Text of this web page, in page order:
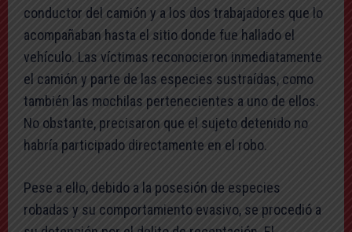
conductor del camión y a los dos trabajadores que lo
acompañaban hasta el sitio donde fue hallado el
vehículo. Las víctimas reconocieron inmediatamente
el camión y parte de las especies sustraídas, como
también las mochilas pertenecientes a uno de ellos.
No obstante, precisaron que el sujeto detenido no
habría participado directamente en el robo.
Pese a ello, debido a la posesión de especies
robadas y su comportamiento evasivo, se procedió a